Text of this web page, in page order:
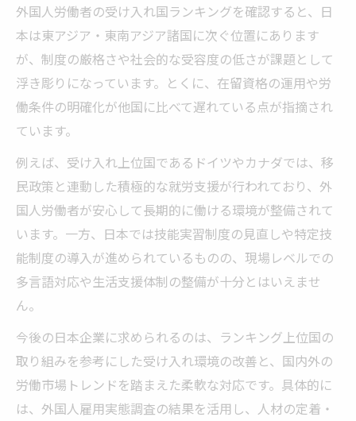
外国人労働者の受け入れ国ランキングを確認すると、日
本は東アジア・東南アジア諸国に次ぐ位置にあります
が、制度の厳格さや社会的な受容度の低さが課題として
浮き彫りになっています。とくに、在留資格の運用や労
働条件の明確化が他国に比べて遅れている点が指摘され
ています。
例えば、受け入れ上位国であるドイツやカナダでは、移
民政策と連動した積極的な就労支援が行われており、外
国人労働者が安心して長期的に働ける環境が整備されて
います。一方、日本では技能実習制度の見直しや特定技
能制度の導入が進められているものの、現場レベルでの
多言語対応や生活支援体制の整備が十分とはいえませ
ん。
今後の日本企業に求められるのは、ランキング上位国の
取り組みを参考にした受け入れ環境の改善と、国内外の
労働市場トレンドを踏まえた柔軟な対応です。具体的に
は、外国人雇用実態調査の結果を活用し、人材の定着・